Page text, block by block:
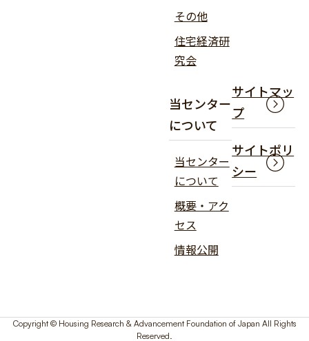
その他
住宅経済研
究会
当センター
について
当センター
について
概要・アク
セス
情報公開
サイトマッ
プ
サイトポリ
シー
Copyright © Housing Research & Advancement Foundation of Japan All Rights
Reserved.